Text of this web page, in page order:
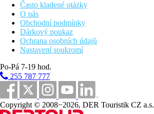
Často kladené otázky
O nás
Obchodní podmínky
Dárkový poukaz
Ochrana osobních údajů
Nastavení soukromí
Po-Pá 7-19 hod.
255 787 777
Copyright © 2008−2026, DER Touristik CZ a.s.